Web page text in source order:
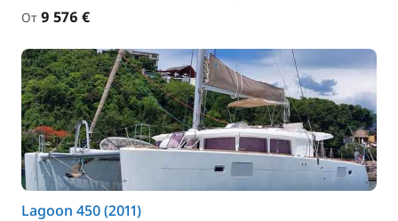
От 9 576 €
Lagoon 450 (2011)